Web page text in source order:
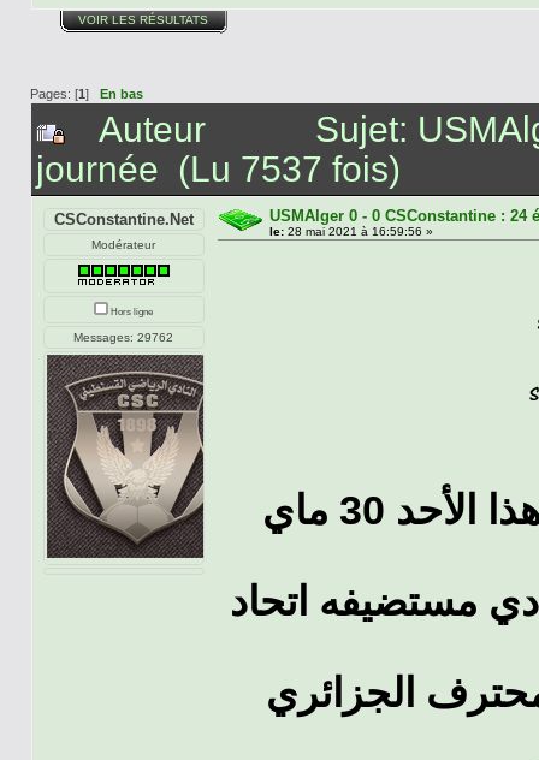
VOIR LES RÉSULTATS
Pages: [1] En bas
Auteur
Sujet:
journée (Lu 7537 fois)
CSConstantine.Net
Modérateur
Hors ligne
Messages: 29762
USMAlger 0 - 0 CSConstantine : 24
le: 28 mai 2021 à 16:59:56 »
يواجه النادي الرياضي القسنطيني هذا الأحد 30 ماي
حمادي مستضيفه اتحاد
المحترف الجزائري